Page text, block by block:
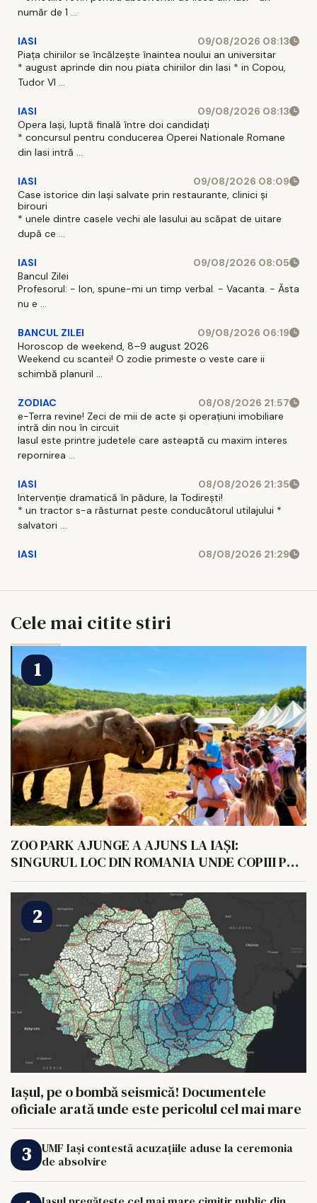
număr de 1 ...
IASI
09/08/2026 08:13
Piața chiriilor se încălzește înaintea noului an universitar
* august aprinde din nou piata chiriilor din Iasi * in Copou,
Tudor Vl ...
IASI
09/08/2026 08:13
Opera Iași, luptă finală între doi candidați
* concursul pentru conducerea Operei Nationale Romane
din Iasi intră ...
IASI
09/08/2026 08:09
Case istorice din Iași salvate prin restaurante, clinici și
birouri
* unele dintre casele vechi ale Iasului au scăpat de uitare
după ce ...
IASI
09/08/2026 08:05
Bancul Zilei
Profesorul: - Ion, spune-mi un timp verbal. - Vacanta. - Ăsta
nu e ...
BANCUL ZILEI
09/08/2026 06:19
Horoscop de weekend, 8–9 august 2026
Weekend cu scantei! O zodie primeste o veste care ii
schimbă planuril ...
ZODIAC
08/08/2026 21:57
e-Terra revine! Zeci de mii de acte și operațiuni imobiliare
intră din nou în circuit
Iasul este printre judetele care asteaptă cu maxim interes
repornirea ...
IASI
08/08/2026 21:35
Intervenție dramatică în pădure, la Todirești!
* un tractor s-a răsturnat peste conducătorul utilajului *
salvatori ...
IASI 08/08/2026 21:29
Cele mai citite stiri
ZOO PARK AJUNGE A AJUNS LA IAȘI:
SINGURUL LOC DIN ROMANIA UNDE COPIII POT
HRANI UN ELEFANT
Iașul, pe o bombă seismică! Documentele
oficiale arată unde este pericolul cel mai mare
UMF Iași contestă acuzațiile aduse la ceremonia
de absolvire